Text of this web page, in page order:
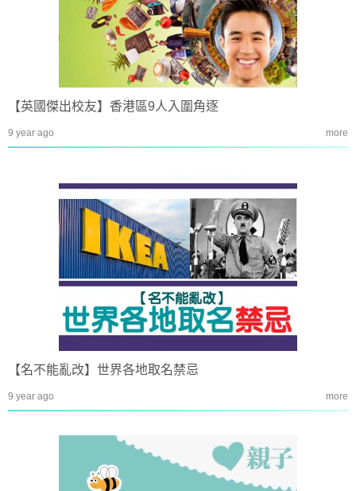
【英國傑出校友】香港區9人入圍角逐
9 year ago more
【名不能亂改】世界各地取名禁忌
9 year ago more